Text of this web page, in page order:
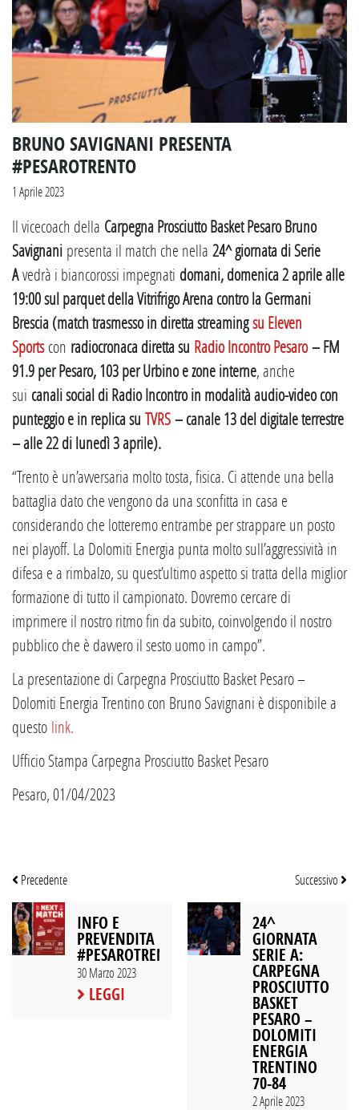
BRUNO SAVIGNANI PRESENTA
#PESAROTRENTO
1 Aprile 2023
Il vicecoach della Carpegna Prosciutto Basket Pesaro Bruno
Savignani presenta il match che nella 24^ giornata di Serie
Avedrà i biancorossi impegnati domani, domenica 2 aprile alle
19:00 sul parquet della Vitrifrigo Arena contro la Germani
Brescia (match trasmesso in diretta streamingsu Eleven
Sportscon radiocronaca diretta su Radio Incontro Pesaro– FM
91.9 per Pesaro, 103 per Urbino e zone interne, anche
sui canali social di Radio Incontro in modalità audio-video con
punteggio e in replica su TVRS– canale 13 del digitale terrestre
– alle 22 di lunedì 3 aprile).
“Trento è un’avversaria molto tosta, fisica. Ci attende una bella
battaglia dato che vengono da una sconfitta in casa e
considerando che lotteremo entrambe per strappare un posto
nei playoff. La Dolomiti Energia punta molto sull’aggressività in
difesa e a rimbalzo, su quest’ultimo aspetto si tratta della miglior
formazione di tutto il campionato. Dovremo cercare di
imprimere il nostro ritmo fin da subito, coinvolgendo il nostro
pubblico che è davvero il sesto uomo in campo”.
La presentazione di Carpegna Prosciutto Basket Pesaro –
Dolomiti Energia Trentino con Bruno Savignani è disponibile a
questo link.
Ufficio Stampa Carpegna Prosciutto Basket Pesaro
Pesaro, 01/04/2023
Precedente
INFO E
PREVENDITA
#PESAROTRENTO
30 Marzo 2023
LEGGI
Successivo
24^
GIORNATA
SERIE A:
CARPEGNA
PROSCIUTTO
BASKET
PESARO –
DOLOMITI
ENERGIA
TRENTINO
70-84
2 Aprile 2023